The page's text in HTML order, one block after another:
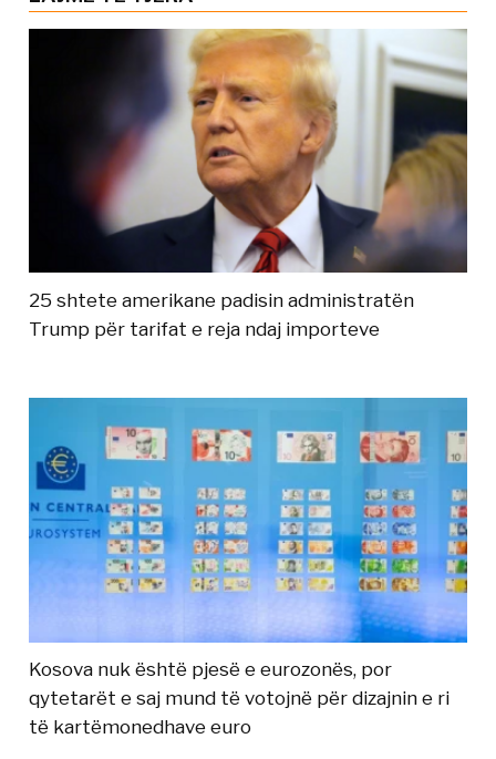
25 shtete amerikane padisin administratën
Trump për tarifat e reja ndaj importeve
Kosova nuk është pjesë e eurozonës, por
qytetarët e saj mund të votojnë për dizajnin e ri
të kartëmonedhave euro